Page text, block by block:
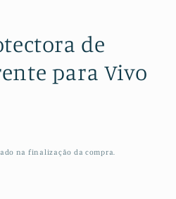
de
para Vivo
na finalização da compra.